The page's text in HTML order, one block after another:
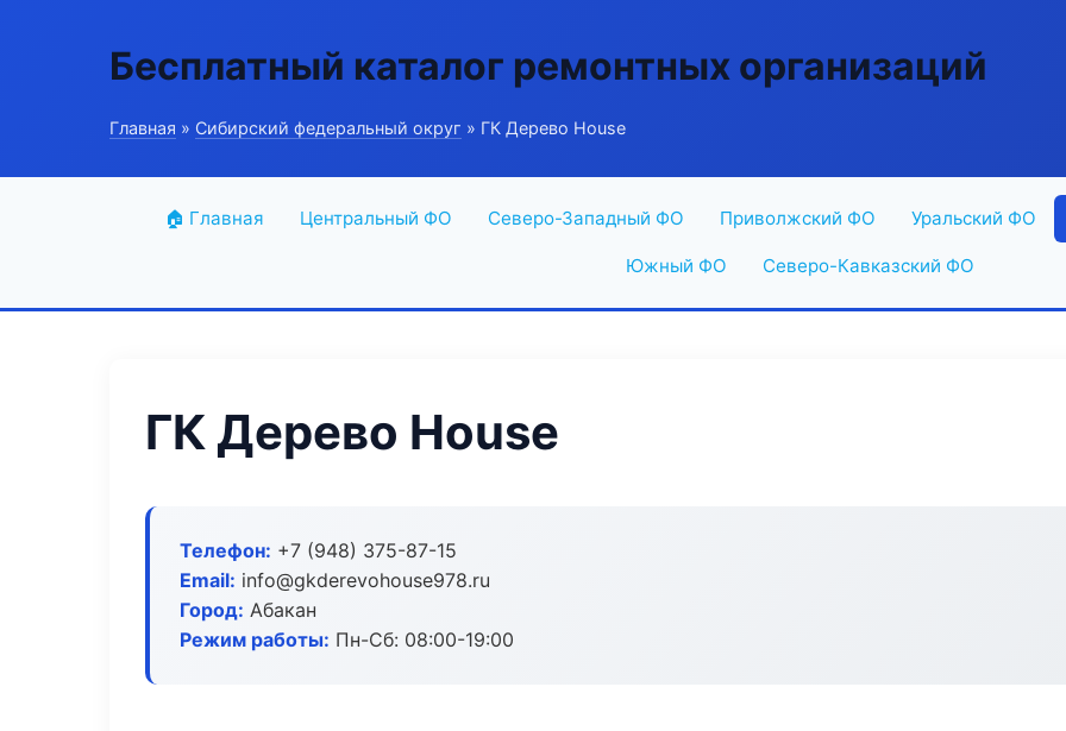
Бесплатный каталог ремонтных организаций
Главная » Сибирский федеральный округ » ГК Дерево House
🏠 Главная Центральный ФО Северо-Западный ФО Приволжский ФО Уральский ФО
Южный ФО Северо-Кавказский ФО
ГК Дерево House
Телефон: +7 (948) 375-87-15
Email: info@gkderevohouse978.ru
Город: Абакан
Режим работы: Пн-Сб: 08:00-19:00